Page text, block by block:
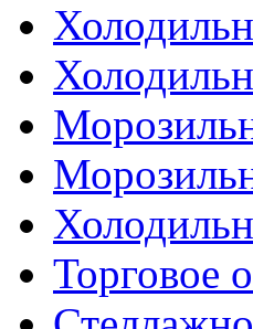
Торговое